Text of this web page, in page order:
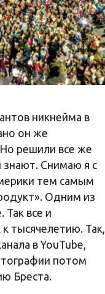
никнейма в
он же
решили все же
знают. Снимаю я с
тем самым
Одним из
все и
тысячелетию. Так,
в YouTube,
потом
Бреста.